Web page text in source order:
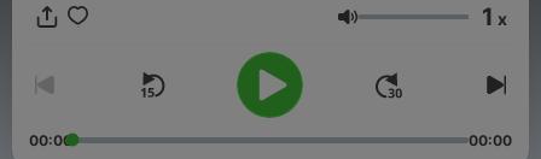
Volum 1 x
00:00 00:00